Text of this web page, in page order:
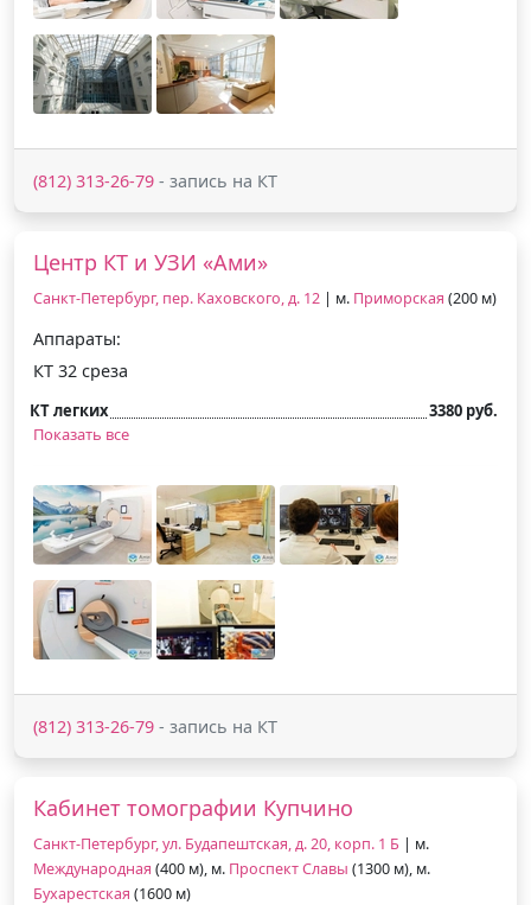
(812) 313-26-79 - запись на КТ
Центр КТ и УЗИ «Ами»
Санкт-Петербург, пер. Каховского, д. 12 | м. Приморская (200 м)
Аппараты:
КТ 32 среза
КТ легких
3380 руб.
Показать все
(812) 313-26-79 - запись на КТ
Кабинет томографии Купчино
Санкт-Петербург, ул. Будапештская, д. 20, корп. 1 Б | м.
Международная (400 м), м. Проспект Славы (1300 м), м.
Бухарестская (1600 м)